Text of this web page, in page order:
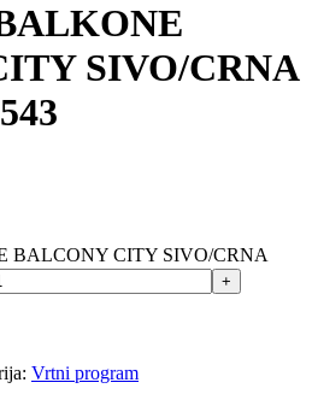
SIVO/CRNA
BALCONY CITY SIVO/CRNA
Vrtni program